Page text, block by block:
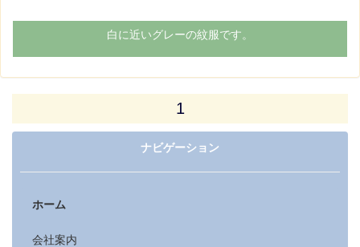
白に近いグレーの紋服です。
1
ナビゲーション
ホーム
会社案内